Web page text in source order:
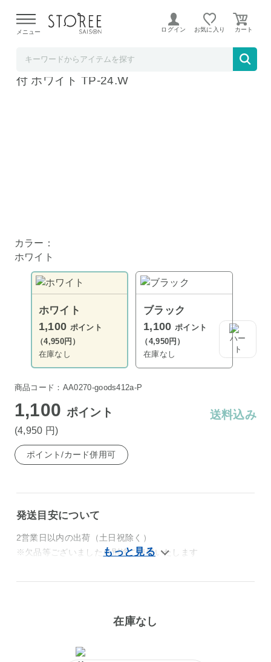
よる配送遅延が発生しております。
メニュー ログイン お気に入り
富士ホーロー 天ぷら鍋 24cm IH対応 温度計
付 ホワイト TP-24.W
カラー：
ホワイト
ホワイト
1,100 ポイント
（4,950円）
在庫なし
ブラック
1,100 ポイント
（4,950円）
在庫なし
商品コード：AA0270-goods412a-P
1,100 ポイント
(4,950 円)
送料込み
ポイント/カード併用可
発送目安について
2営業日以内の出荷（土日祝除く）
※欠品等ございましたら別途ご連絡いたします
在庫なし